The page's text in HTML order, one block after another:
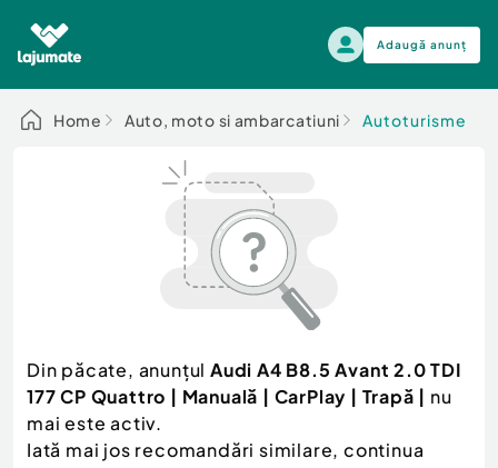
Adaugă anunț
Alege categoria
Auto, moto si ambarcatiuni
Electronice si electrocasnice
Mama si copilul
Moda si frumusete
Sport, timp liber, arta
Auto, moto si ambarcatiuni
Scutere - ATV - UTV
Autoutilitare
Ambarcatiuni
Camioane - Rulote - Remorci
Home Auto, moto si ambarcatiuni Autoturisme
Din păcate, anunțul Audi A4 B8.5 Avant 2.0 TDI
177 CP Quattro | Manuală | CarPlay | Trapă | nu
mai este activ.
Iată mai jos recomandări similare, continua